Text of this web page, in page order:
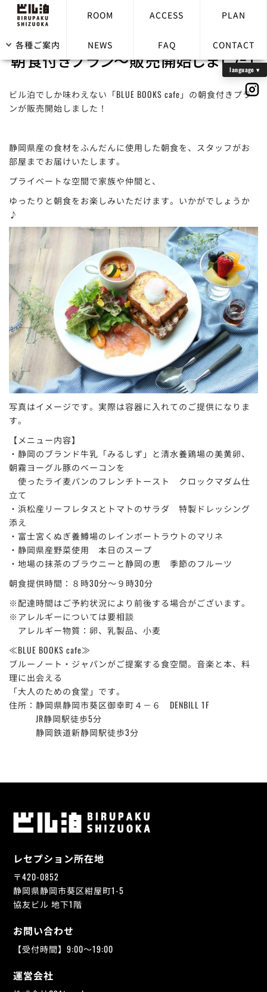
ROOM ACCESS PLAN
各種ご案内 NEWS FAQ CONTACT
インルームダイニング「Blue Books cafe」
朝食付きプラン～販売開始しました！
ビル泊でしか味わえない「BLUE BOOKS cafe」の朝食付きプラ
ンが販売開始しました！
静岡県産の食材をふんだんに使用した朝食を、スタッフがお
部屋までお届けいたします。
プライベートな空間で家族や仲間と、
ゆったりと朝食をお楽しみいただけます。いかがでしょうか
♪
写真はイメージです。実際は容器に入れてのご提供になりま
す。
【メニュー内容】
・静岡のブランド牛乳「みるしず」と清水養鶏場の美黄卵、
朝霧ヨーグル豚のベーコンを
使ったライ麦パンのフレンチトースト クロックマダム仕
立て
・浜松産リーフレタスとトマトのサラダ 特製ドレッシング
添え
・富士宮くぬぎ養鱒場のレインボートラウトのマリネ
・静岡県産野菜使用 本日のスープ
・地場の抹茶のブラウニーと静岡の恵 季節のフルーツ
朝食提供時間：８時30分～９時30分
※配達時間はご予約状況により前後する場合がございます。
※アレルギーについては要相談
アレルギー物質：卵、乳製品、小麦
≪BLUE BOOKS cafe≫
ブルーノート・ジャパンがご提案する食空間。音楽と本、料
理に出会える
「大人のための食堂」です。
住所：静岡県静岡市葵区御幸町４－６ DENBILL 1F
JR静岡駅徒歩5分
静岡鉄道新静岡駅徒歩3分
レセプション所在地
〒420-0852
静岡県静岡市葵区紺屋町1-5
協友ビル 地下1階
お問い合わせ
【受付時間】9:00～19:00
運営会社